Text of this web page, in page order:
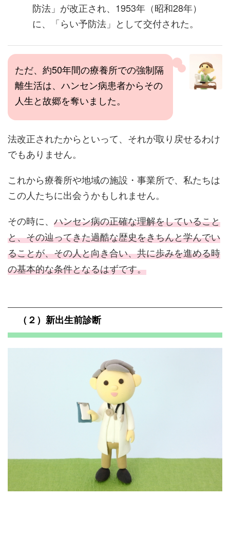
防法」が改正され、1953年（昭和28年）
に、「らい予防法」として交付された。
ただ、約50年間の療養所での強制隔
離生活は、ハンセン病患者からその
人生と故郷を奪いました。
法改正されたからといって、それが取り戻せるわけ
でもありません。
これから療養所や地域の施設・事業所で、私たちは
この人たちに出会うかもしれません。
その時に、 ハンセン病の正確な理解をしていること
と、その辿ってきた過酷な歴史をきちんと学んでい
ることが、その人と向き合い、共に歩みを進める時
の基本的な条件となるはずです。
（２）新出生前診断